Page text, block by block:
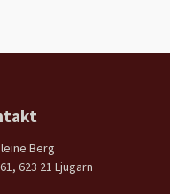
Berg
623 21 Ljugarn